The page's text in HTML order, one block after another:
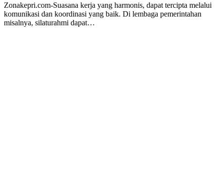
Zonakepri.com-Suasana kerja yang harmonis, dapat tercipta melalui
komunikasi dan koordinasi yang baik. Di lembaga pemerintahan
misalnya, silaturahmi dapat…